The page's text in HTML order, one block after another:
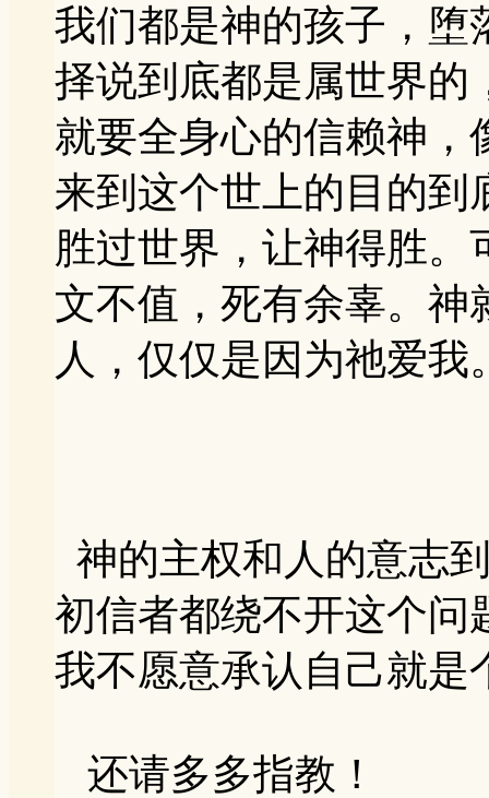
我们都是神的孩子，堕
择说到底都是属世界的
就要全身心的信赖神，
来到这个世上的目的到
胜过世界，让神得胜
文不值，死有余辜。神
人，仅仅是因为祂爱我
神的主权和人的意志
初信者都绕不开这个问
我不愿意承认自己就是
还请多多指教！